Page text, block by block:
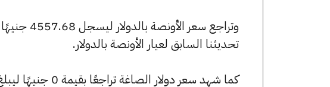
تحديثنا السابق لعيار الأونصة بالدولار.